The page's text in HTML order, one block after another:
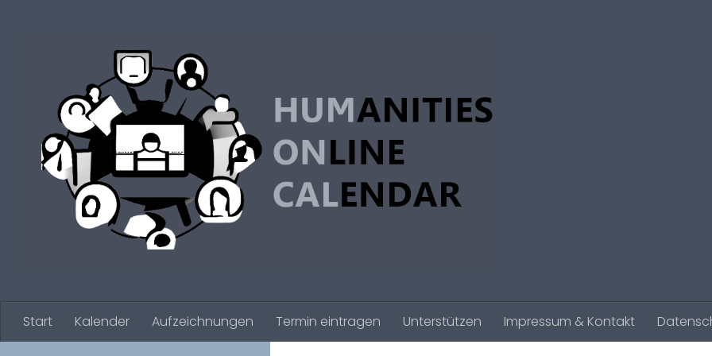
Start Kalender Aufzeichnungen Termin eintragen Unterstützen Impressum & Kontakt